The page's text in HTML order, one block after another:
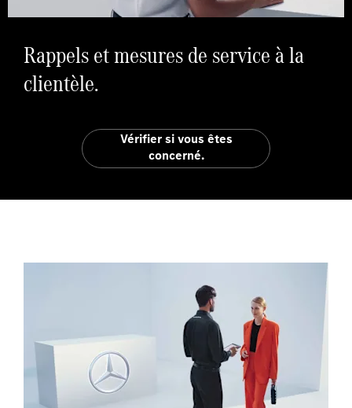
Rappels et mesures de service à la
clientèle.
Vérifier si vous êtes
concerné.